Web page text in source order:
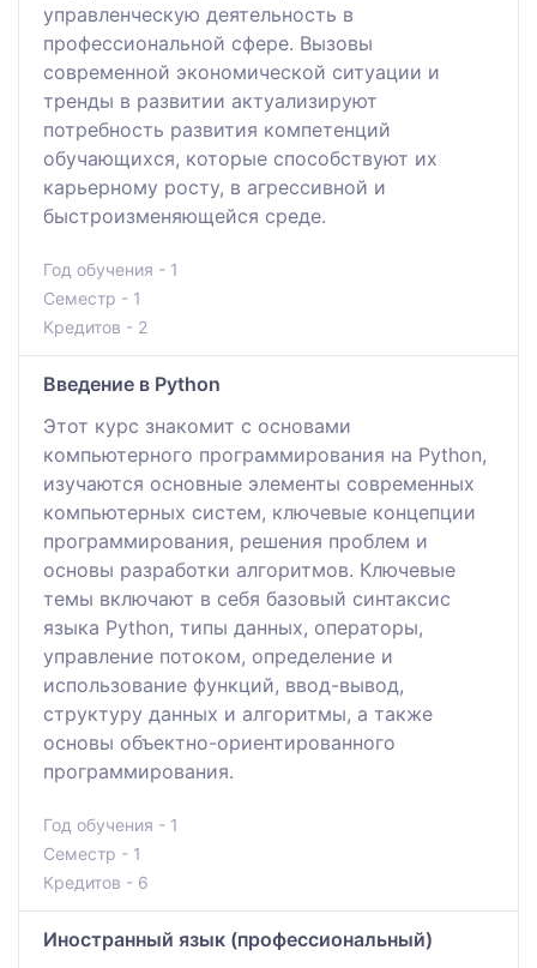
управленческую деятельность в
профессиональной сфере. Вызовы
современной экономической ситуации и
тренды в развитии актуализируют
потребность развития компетенций
обучающихся, которые способствуют их
карьерному росту, в агрессивной и
быстроизменяющейся среде.
Год обучения - 1
Семестр - 1
Кредитов - 2
Введение в Python
Этот курс знакомит с основами
компьютерного программирования на Python,
изучаются основные элементы современных
компьютерных систем, ключевые концепции
программирования, решения проблем и
основы разработки алгоритмов. Ключевые
темы включают в себя базовый синтаксис
языка Python, типы данных, операторы,
управление потоком, определение и
использование функций, ввод-вывод,
структуру данных и алгоритмы, а также
основы объектно-ориентированного
программирования.
Год обучения - 1
Семестр - 1
Кредитов - 6
Иностранный язык (профессиональный)